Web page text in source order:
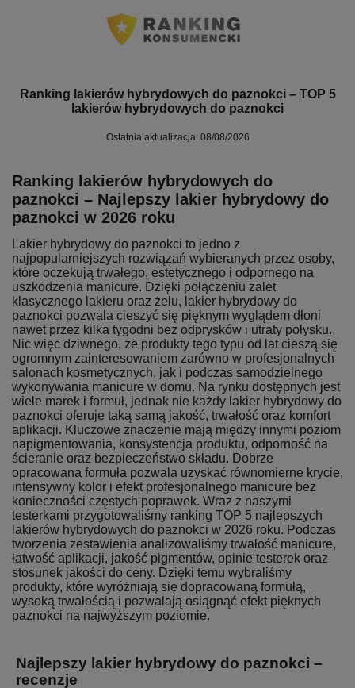
Ranking lakierów hybrydowych do paznokci – TOP 5
lakierów hybrydowych do paznokci
Ostatnia aktualizacja: 08/08/2026
Ranking lakierów hybrydowych do
paznokci – Najlepszy lakier hybrydowy do
paznokci w 2026 roku
Lakier hybrydowy do paznokci to jedno z
najpopularniejszych rozwiązań wybieranych przez osoby,
które oczekują trwałego, estetycznego i odpornego na
uszkodzenia manicure. Dzięki połączeniu zalet
klasycznego lakieru oraz żelu, lakier hybrydowy do
paznokci pozwala cieszyć się pięknym wyglądem dłoni
nawet przez kilka tygodni bez odprysków i utraty połysku.
Nic więc dziwnego, że produkty tego typu od lat cieszą się
ogromnym zainteresowaniem zarówno w profesjonalnych
salonach kosmetycznych, jak i podczas samodzielnego
wykonywania manicure w domu. Na rynku dostępnych jest
wiele marek i formuł, jednak nie każdy lakier hybrydowy do
paznokci oferuje taką samą jakość, trwałość oraz komfort
aplikacji. Kluczowe znaczenie mają między innymi poziom
napigmentowania, konsystencja produktu, odporność na
ścieranie oraz bezpieczeństwo składu. Dobrze
opracowana formuła pozwala uzyskać równomierne krycie,
intensywny kolor i efekt profesjonalnego manicure bez
konieczności częstych poprawek. Wraz z naszymi
testerkami przygotowaliśmy ranking TOP 5 najlepszych
lakierów hybrydowych do paznokci w 2026 roku. Podczas
tworzenia zestawienia analizowaliśmy trwałość manicure,
łatwość aplikacji, jakość pigmentów, opinie testerek oraz
stosunek jakości do ceny. Dzięki temu wybraliśmy
produkty, które wyróżniają się dopracowaną formułą,
wysoką trwałością i pozwalają osiągnąć efekt pięknych
paznokci na najwyższym poziomie.
Najlepszy lakier hybrydowy do paznokci –
recenzje